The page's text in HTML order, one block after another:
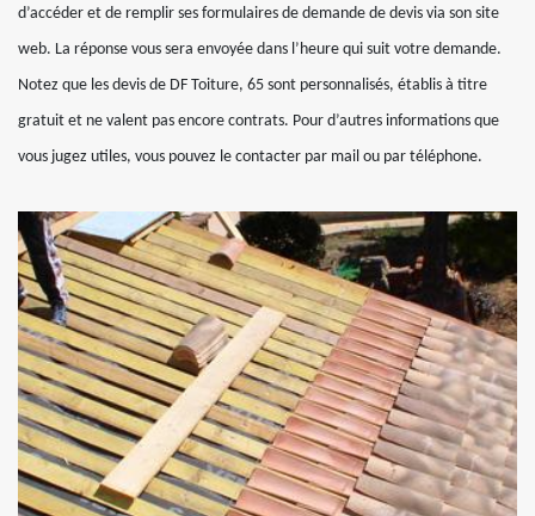
d’accéder et de remplir ses formulaires de demande de devis via son site
web. La réponse vous sera envoyée dans l’heure qui suit votre demande.
Notez que les devis de DF Toiture, 65 sont personnalisés, établis à titre
gratuit et ne valent pas encore contrats. Pour d’autres informations que
vous jugez utiles, vous pouvez le contacter par mail ou par téléphone.